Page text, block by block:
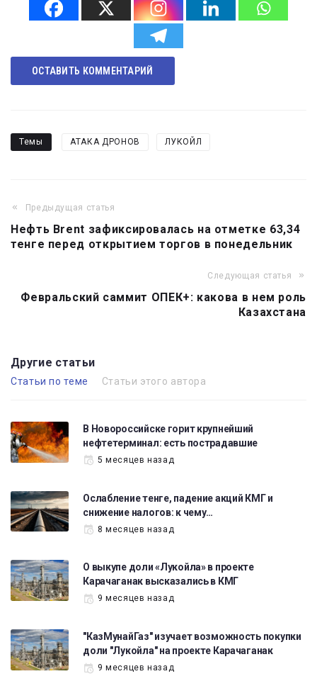
ОСТАВИТЬ КОММЕНТАРИЙ
Темы АТАКА ДРОНОВ ЛУКОЙЛ
Предыдущая статья
Нефть Brent зафиксировалась на отметке 63,34
тенге перед открытием торгов в понедельник
Следующая статья
Февральский саммит ОПЕК+: какова в нем роль
Казахстана
Другие статьи
Статьи по теме Статьи этого автора
В Новороссийске горит крупнейший
нефтетерминал: есть пострадавшие
5 месяцев назад
Ослабление тенге, падение акций КМГ и
снижение налогов: к чему…
8 месяцев назад
О выкупе доли «Лукойла» в проекте
Карачаганак высказались в КМГ
9 месяцев назад
"КазМунайГаз" изучает возможность покупки
доли "Лукойла" на проекте Карачаганак
9 месяцев назад